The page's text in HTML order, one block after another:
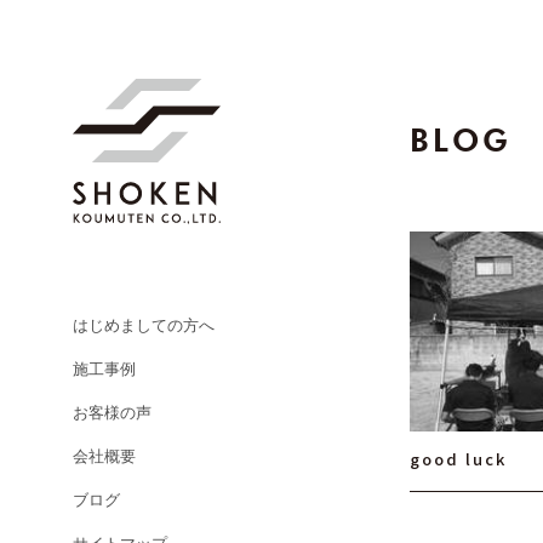
はじめましての方へ
施工事例
お客様の声
会社概要
ブログ
BLOG
good luck